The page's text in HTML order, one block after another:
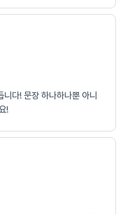
다! 문장 하나하나뿐 아니
!